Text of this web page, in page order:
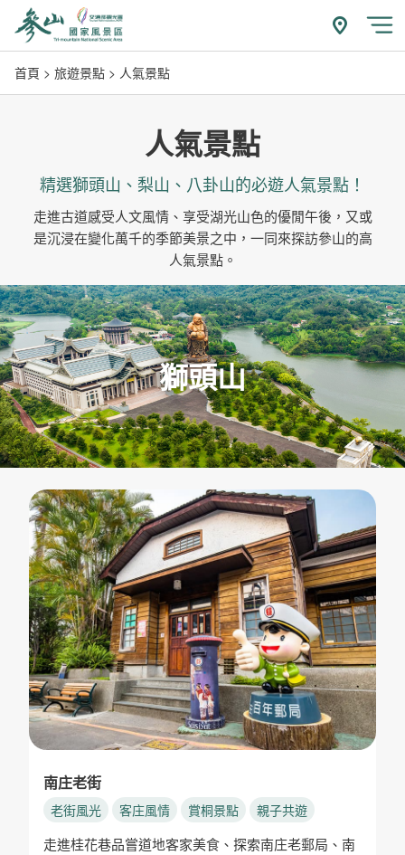
主
內
附近玩什
開
首頁 旅遊景點 人氣景點
人氣景點
精選獅頭山、梨山、八卦山的必遊人氣景點！
走進古道感受人文風情、享受湖光山色的優閒午後，又或
是沉浸在變化萬千的季節美景之中，一同來探訪參山的高
人氣景點。
獅頭山
南庄老街
老街風光 客庄風情 賞桐景點 親子共遊
走進桂花巷品嘗道地客家美食、探索南庄老郵局、南